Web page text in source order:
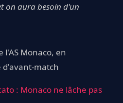
on aura besoin d'un
l'AS Monaco, en
d'avant-match
: Monaco ne lâche pas